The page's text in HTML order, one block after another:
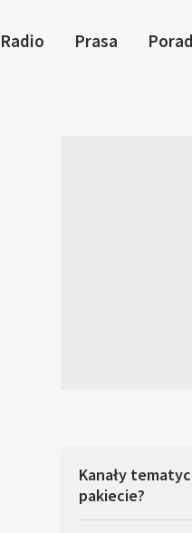
Radio Prasa
Kanały
pakiecie?